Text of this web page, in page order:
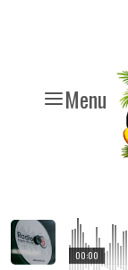
Menu
00:00